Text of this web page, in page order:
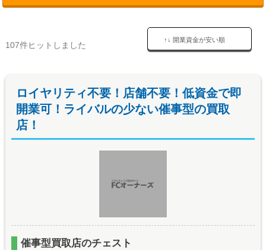
107件ヒットしました
↑↓ 開業資金が安い順
ロイヤリティ不要！店舗不要！低資金で即
開業可！ライバルの少ない催事型の買取
店！
催事型買取店のチェスト